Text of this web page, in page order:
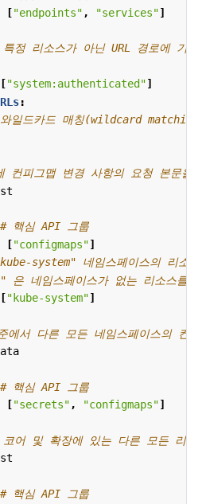
["endpoints" , "services"]
정 리소스가 아닌 URL 경로에 기록
["system:authenticated"]
:
일드카드 매칭(wildcard
컨피그맵 변경 사항의 요청 본문을
# 핵심 API 그룹
["configmaps"]
system" 네임스페이스의 리소스
네임스페이스가 없는 리소스를
["kube-system"]
에서 다른 모든 네임스페이스의 컨
# 핵심 API 그룹
["secrets", "configmaps"]
어 및 확장에 있는 다른 모든 리소
# 핵심 API 그룹